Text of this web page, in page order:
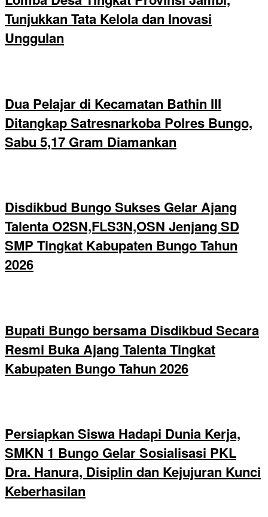
Tunjukkan Tata Kelola dan Inovasi
Unggulan
Dua Pelajar di Kecamatan Bathin III
Ditangkap Satresnarkoba Polres Bungo,
Sabu 5,17 Gram Diamankan
Disdikbud Bungo Sukses Gelar Ajang
Talenta O2SN,FLS3N,OSN Jenjang SD
SMP Tingkat Kabupaten Bungo Tahun
2026
Bupati Bungo bersama Disdikbud Secara
Resmi Buka Ajang Talenta Tingkat
Kabupaten Bungo Tahun 2026
Persiapkan Siswa Hadapi Dunia Kerja,
SMKN 1 Bungo Gelar Sosialisasi PKL
Dra. Hanura, Disiplin dan Kejujuran Kunci
Keberhasilan